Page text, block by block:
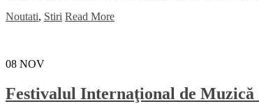
Noutati, Stiri Read More
08 NOV
Festivalul Internaţional de Muzică